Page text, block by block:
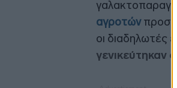
αγροτών
οι διαδηλωτές
γενικεύτηκαν